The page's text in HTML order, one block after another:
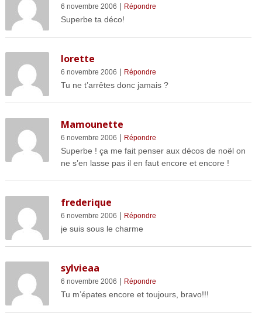
6 novembre 2006 | Répondre
Superbe ta déco!
lorette
6 novembre 2006 | Répondre
Tu ne t’arrêtes donc jamais ?
Mamounette
6 novembre 2006 | Répondre
Superbe ! ça me fait penser aux décos de noël on
ne s’en lasse pas il en faut encore et encore !
frederique
6 novembre 2006 | Répondre
je suis sous le charme
sylvieaa
6 novembre 2006 | Répondre
Tu m’épates encore et toujours, bravo!!!